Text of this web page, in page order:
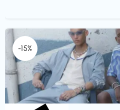
-15%